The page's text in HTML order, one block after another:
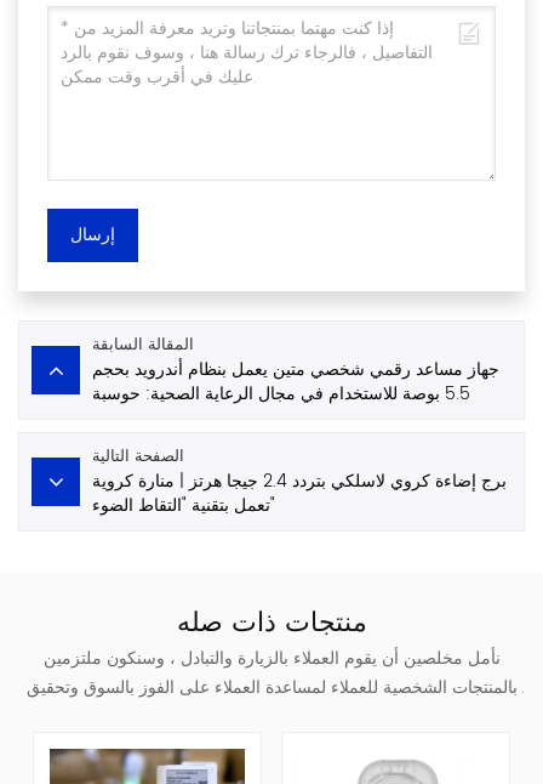
إرسال
المقالة السابقة
جهاز مساعد رقمي شخصي متين يعمل بنظام أندرويد بحجم
5.5 بوصة للاستخدام في مجال الرعاية الصحية: حوسبة
الصفحة التالية
برج إضاءة كروي لاسلكي بتردد 2.4 جيجا هرتز | منارة كروية
تعمل بتقنية "التقاط الضوء"
منتجات ذات صله
نأمل مخلصين أن يقوم العملاء بالزيارة والتبادل ، وسنكون ملتزمين
بالمنتجات الشخصية للعملاء لمساعدة العملاء على الفوز بالسوق وتحقيق